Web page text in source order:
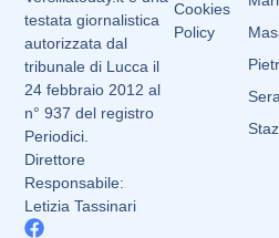
testata giornalistica
autorizzata dal
tribunale di Lucca il
24 febbraio 2012 al
n° 937 del registro
Periodici.
Direttore
Responsabile:
Letizia Tassinari
Cookies
Policy